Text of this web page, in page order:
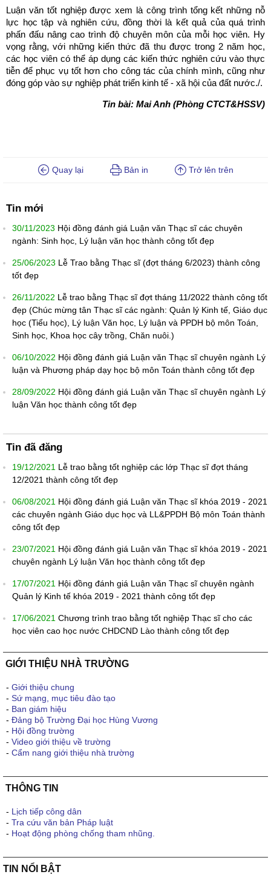
Luận văn tốt nghiệp được xem là công trình tổng kết những nỗ
lực học tập và nghiên cứu, đồng thời là kết quả của quá trình
phấn đấu nâng cao trình độ chuyên môn của mỗi học viên. Hy
vọng rằng, với những kiến thức đã thu được trong 2 năm học,
các học viên có thể áp dụng các kiến thức nghiên cứu vào thực
tiễn để phục vụ tốt hơn cho công tác của chính mình, cũng như
đóng góp vào sự nghiệp phát triển kinh tế - xã hội của đất nước./.
Tin bài: Mai Anh (Phòng CTCT&HSSV)
Quay lại Bản in Trở lên trên
Tin mới
30/11/2023 Hội đồng đánh giá Luận văn Thạc sĩ các chuyên
ngành: Sinh học, Lý luận văn học thành công tốt đẹp
25/06/2023 Lễ Trao bằng Thạc sĩ (đợt tháng 6/2023) thành công
tốt đẹp
26/11/2022 Lễ trao bằng Thạc sĩ đợt tháng 11/2022 thành công tốt
đẹp (Chúc mừng tân Thạc sĩ các ngành: Quản lý Kinh tế, Giáo dục
học (Tiểu học), Lý luận Văn học, Lý luận và PPDH bộ môn Toán,
Sinh học, Khoa học cây trồng, Chăn nuôi.)
06/10/2022 Hội đồng đánh giá Luận văn Thạc sĩ chuyên ngành Lý
luận và Phương pháp dạy học bộ môn Toán thành công tốt đẹp
28/09/2022 Hội đồng đánh giá Luận văn Thạc sĩ chuyên ngành Lý
luận Văn học thành công tốt đẹp
Tin đã đăng
19/12/2021 Lễ trao bằng tốt nghiệp các lớp Thạc sĩ đợt tháng
12/2021 thành công tốt đẹp
06/08/2021 Hội đồng đánh giá Luận văn Thạc sĩ khóa 2019 - 2021
các chuyên ngành Giáo dục học và LL&PPDH Bộ môn Toán thành
công tốt đẹp
23/07/2021 Hội đồng đánh giá Luận văn Thạc sĩ khóa 2019 - 2021
chuyên ngành Lý luận Văn học thành công tốt đẹp
17/07/2021 Hội đồng đánh giá Luận văn Thạc sĩ chuyên ngành
Quản lý Kinh tế khóa 2019 - 2021 thành công tốt đẹp
17/06/2021 Chương trình trao bằng tốt nghiệp Thạc sĩ cho các
học viên cao học nước CHDCND Lào thành công tốt đẹp
GIỚI THIỆU NHÀ TRƯỜNG
- Giới thiệu chung
- Sứ mạng, mục tiêu đào tạo
- Ban giám hiệu
- Đảng bộ Trường Đại học Hùng Vương
- Hội đồng trường
- Video giới thiệu về trường
- Cẩm nang giới thiệu nhà trường
THÔNG TIN
- Lịch tiếp công dân
- Tra cứu văn bản Pháp luật
- Hoạt động phòng chống tham nhũng.
TIN NỔI BẬT